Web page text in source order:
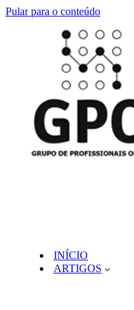
Pular para o conteúdo
INÍCIO
ARTIGOS